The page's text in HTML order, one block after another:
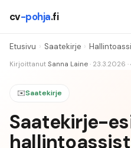
cv-pohja.fi
Etusivu › Saatekirje ›
Kirjoittanut Sanna Laine · 23.3.2026 ·
✉️Saatekirje
Saatekirje-